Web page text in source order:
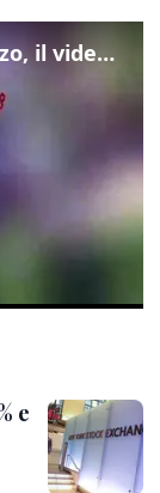
Frana lambisce le case di Auronzo, il video dall'elicottero dei vigili del fuoco
e